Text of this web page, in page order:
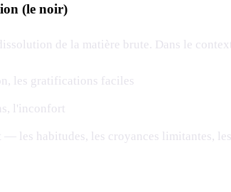
(le noir)
de la matière brute. Dans le
les gratifications faciles
l'inconfort
— les habitudes, les croyances limitantes,